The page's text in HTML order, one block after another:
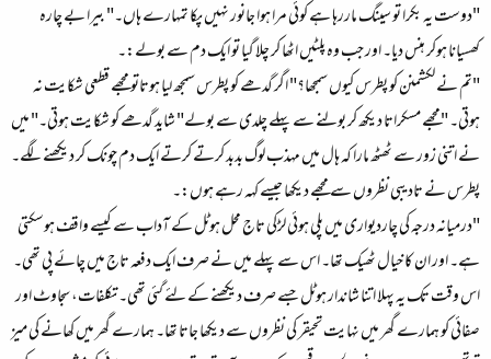
"دوست یہ بکرا تو سینگ ماررہا ہے کوئی مرا ہوا جانور نہیں پکا تمہارے ہاں۔" بیرا بے چارہ
کھسیانا ہوکر ہنس دیا۔ اور جب وہ پلٹیں اٹھا کر چلا گیا تو ایک دم سے بولے:۔
"تم نے لکشمنن کو پطرس کیوں سمجھا؟" اگر گدھے کو پطرس سمجھ لیا ہوتاتو مجھے قطعی شکایت نہ
ہوتی۔ "مجھے مسکراتا دیکھ کر بولنے سے پہلے چلدی سے بولے" شاید گدھے کو شکایت ہوتی۔" میں
نے اتنی زور سے ٹھٹھ مارا کہ ہال میں مہذب لوگ بدبد کرتے کرتے ایک دم چونک کر دیکھنے لگے۔
پطرس نے تادیبی نظروں سے مجھے دیکھا جیسے کہہ رہے ہوں:۔
"درمیانہ درجہ کی چاردیواری میں پلی ہوئی لڑکی تاج محل ہوٹل کے آداب سے کیسے واقف ہوسکتی
ہے۔ اور ان کا خیال ٹھیک تھا۔ اس سے پہلے میں نے صرف ایک دفعہ تاج میں چائے پی تھی۔
اس وقت تک یہ پہلا اتنا شاندار ہوٹل جسے صرف دیکھنے کے لئے گئی تھی۔ تکلفات، سجاوٹ اور
صفائی کو ہمارے گھر میں نہایت تحیقر کی نظروں سے دیکھا جاتا تھا۔ ہمارے گھر میں کھانے کی میز